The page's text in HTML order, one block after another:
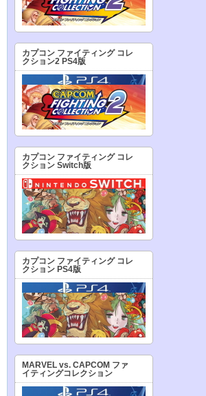
カプコン ファイティング コレ
クション2 PS4版
カプコン ファイティング コレ
クション Switch版
カプコン ファイティング コレ
クション PS4版
MARVEL vs. CAPCOM ファ
イティングコレクション